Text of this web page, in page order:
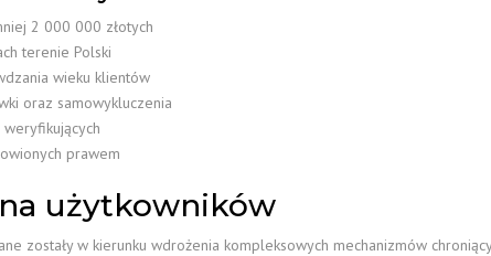
2 000 000 złotych
terenie Polski
wieku klientów
oraz samowykluczenia
prawem
użytkowników
zostały w kierunku wdrożenia kompleksowych mechanizmów